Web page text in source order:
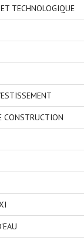
TECHNOLOGIQUE
CONSTRUCTION